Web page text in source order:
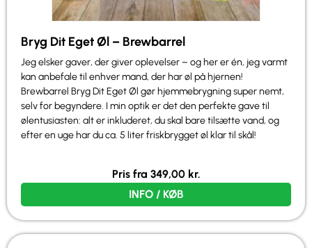
Bryg Dit Eget Øl – Brewbarrel
Jeg elsker gaver, der giver oplevelser – og her er én, jeg varmt
kan anbefale til enhver mand, der har øl på hjernen!
Brewbarrel Bryg Dit Eget Øl gør hjemmebrygning super nemt,
selv for begyndere. I min optik er det den perfekte gave til
ølentusiasten: alt er inkluderet, du skal bare tilsætte vand, og
efter en uge har du ca. 5 liter friskbrygget øl klar til skål!
Pris fra 349,00 kr.
INFO / KØB